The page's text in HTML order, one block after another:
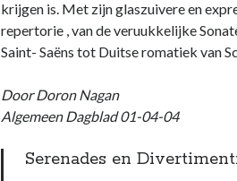
krijgen is. Met zijn glaszuivere en
repertorie , van de veruukkelijke
Saint- Saëns tot Duitse romatiek van
Door Doron Nagan
Algemeen Dagblad 01-04-04
Serenades en